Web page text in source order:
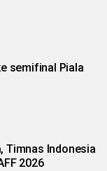
semifinal Piala
Timnas Indonesia
2026